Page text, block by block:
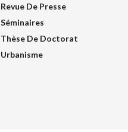
Revue De Presse
Séminaires
Thèse De Doctorat
Urbanisme